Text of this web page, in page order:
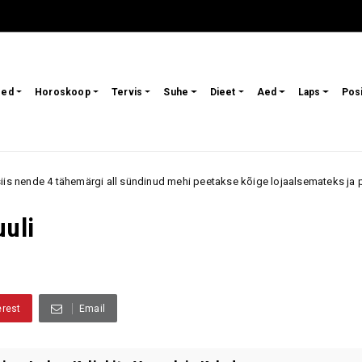
Horoskoop Tervis Suhe Dieet Aed Laps
mehi peetakse kõige lojaalsemateks ja püsisuhetele
Email